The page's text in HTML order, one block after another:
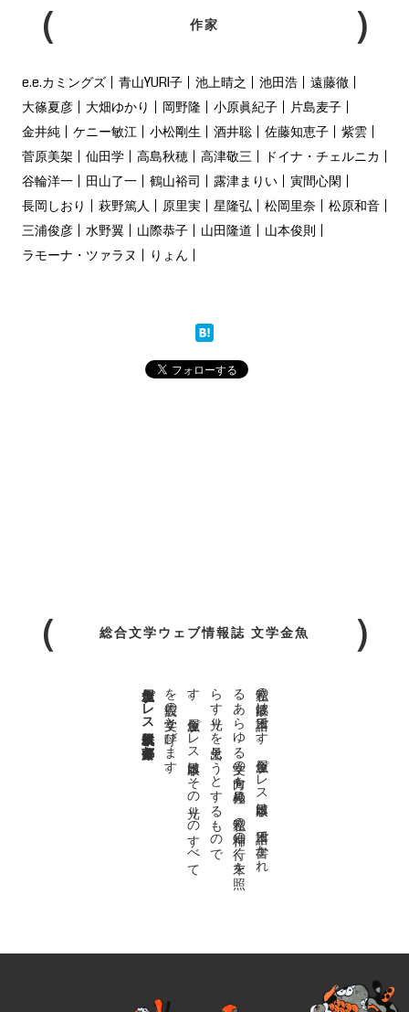
作家
e.e.カミングズ 青山YURI子 池上晴之 池田浩
遠藤徹
大篠夏彦
大畑ゆかり 岡野隆 小原眞紀子
片島麦子
金井純
ケニー敏江 小松剛生 酒井聡 佐藤知恵子
紫雲
菅原美架
仙田学 高島秋穂 高津敬三
ドイナ・チェルニカ
谷輪洋一
田山了一 鶴山裕司 露津まりい
寅間心閑
長岡しおり
萩野篤人 原里実 星隆弘 松岡里奈
松原和音
三浦俊彦
水野翼 山際恭子 山田隆道
山本俊則
ラモーナ・ツァラヌ
りょん
総合文学ウェブ情報誌 文学金魚
私達の
故郷は
日本語で
す
。
金魚屋プ
レ
ス
日本版は
、
日本語で
書か
れ
る
あ
ら
ゆ
る
文学の
方向を
見極め
、
私達の
精神の
行く
末を
照
ら
す
光り
を
見出そ
う
と
す
る
も
の
で
す
。
金魚屋プ
レ
ス
日本版は
そ
の
光り
の
す
べ
て
を
広義の
文学と
呼び
ま
す
。
金魚屋プレス日本版代表 齋藤都